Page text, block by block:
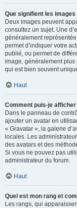
Que signifient les
Deux images peuvent
consultez un sujet. Une
généralement
permet d’indiquer votre
publié, ou permet de
image, généralement plus
qui est bien souvent
Haut
Comment puis-je
Dans le panneau de
ajouter un avatar en
« Gravatar », la galerie
locales. Les
des avatars et des
Si vous ne pouvez pas
administrateur du forum.
Haut
Quel est mon rang et
Les rangs, qui